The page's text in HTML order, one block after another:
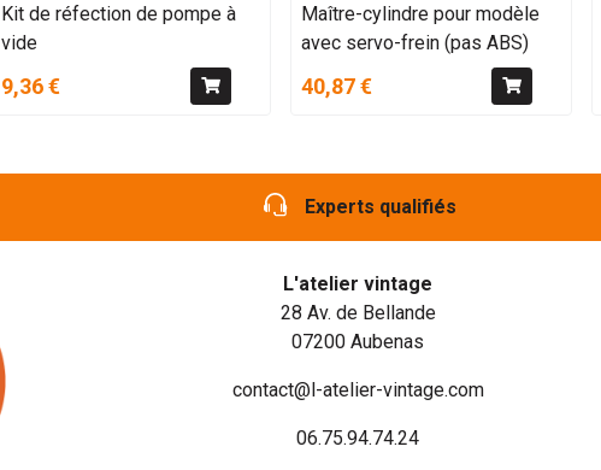
Kit de réfection de pompe à
vide
9,36 €
Maître-cylindre pour modèle
avec servo-frein (pas ABS)
40,87 €
Experts qualifiés
L'atelier vintage
28 Av. de Bellande
07200 Aubenas
contact@l-atelier-vintage.com
06.75.94.74.24